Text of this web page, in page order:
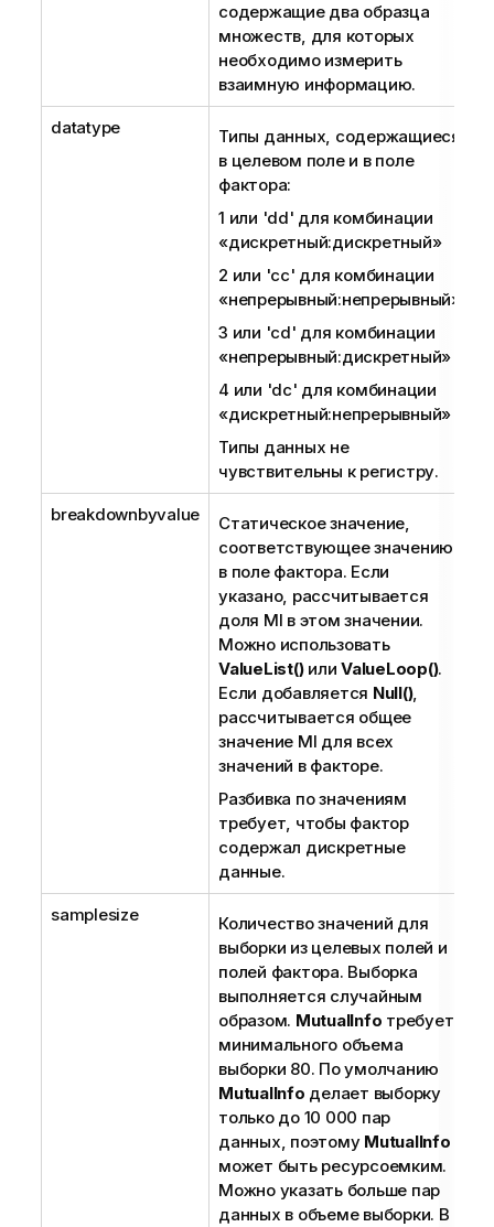
содержащие два образца
множеств, для которых
необходимо измерить
взаимную информацию.
datatype
Типы данных, содержащиеся
в целевом поле и в поле
фактора:
1 или 'dd' для комбинации
«дискретный:дискретный»
2 или 'cc' для комбинации
«непрерывный:непрерывный»
3 или 'cd' для комбинации
«непрерывный:дискретный»
4 или 'dc' для комбинации
«дискретный:непрерывный»
Типы данных не
чувствительны к регистру.
breakdownbyvalue
Статическое значение,
соответствующее значению
в поле фактора. Если
указано, рассчитывается
доля MI в этом значении.
Можно использовать
ValueList()или ValueLoop().
Если добавляется Null(),
рассчитывается общее
значение MI для всех
значений в факторе.
Разбивка по значениям
требует, чтобы фактор
содержал дискретные
данные.
samplesize
Количество значений для
выборки из целевых полей и
полей фактора. Выборка
выполняется случайным
образом. MutualInfo требует
минимального объема
выборки 80. По умолчанию
MutualInfo делает выборку
только до 10 000 пар
данных, поэтому MutualInfo
может быть ресурсоемким.
Можно указать больше пар
данных в объеме выборки. В